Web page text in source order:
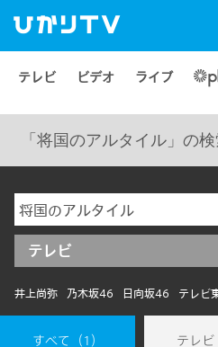
テレビ ビデオ ライブ
「将国のアルタイル」の
テレビ
井上尚弥 乃木坂46 日向坂46 テレビ
すべて （1） テレビ